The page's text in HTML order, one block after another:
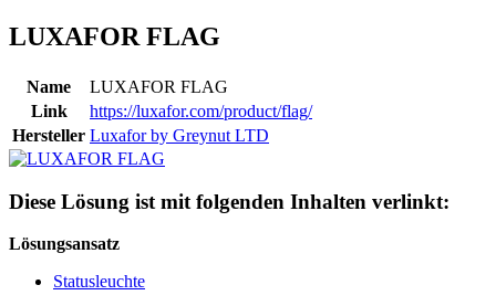
LUXAFOR FLAG
Name
LUXAFOR FLAG
Link
https://luxafor.com/product/flag/
Hersteller Luxafor by Greynut LTD
Diese Lösung ist mit folgenden Inhalten verlinkt:
Lösungsansatz
Statusleuchte